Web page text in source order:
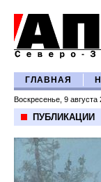
ГЛАВНАЯ
Воскресенье, 9 августа
ПУБЛИКАЦИИ